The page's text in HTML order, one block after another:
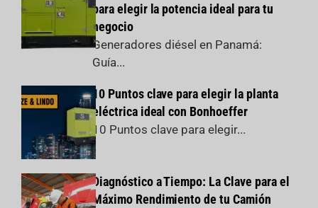
para elegir la potencia ideal para tu
negocio
Generadores diésel en Panamá:
Guía...
10 Puntos clave para elegir la planta
eléctrica ideal con Bonhoeffer
10 Puntos clave para elegir...
Diagnóstico a Tiempo: La Clave para el
Máximo Rendimiento de tu Camión